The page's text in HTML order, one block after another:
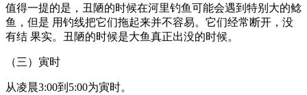
值得一提的是，丑陋的时候在河里钓鱼可能会遇到特别大的鲶
鱼，但是 用钓线把它们拖起来并不容易。它们经常断开，没
有结 果实。丑陋的时候是大鱼真正出没的时候。
（三）寅时
从凌晨3:00到5:00为寅时。